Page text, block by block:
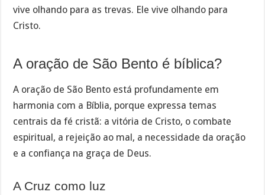
vive olhando para as trevas. Ele vive olhando para
Cristo.
A oração de São Bento é bíblica?
A oração de São Bento está profundamente em
harmonia com a Bíblia, porque expressa temas
centrais da fé cristã: a vitória de Cristo, o combate
espiritual, a rejeição ao mal, a necessidade da oração
e a confiança na graça de Deus.
A Cruz como luz